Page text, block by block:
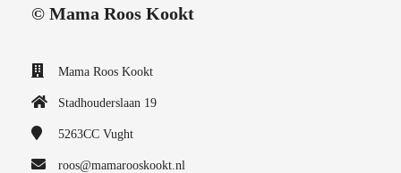
© Mama Roos Kookt
Mama Roos Kookt
Stadhouderslaan 19
5263CC Vught
roos@mamarooskookt.nl